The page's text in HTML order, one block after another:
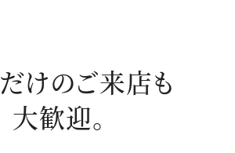
だけのご来店も
大歓迎。